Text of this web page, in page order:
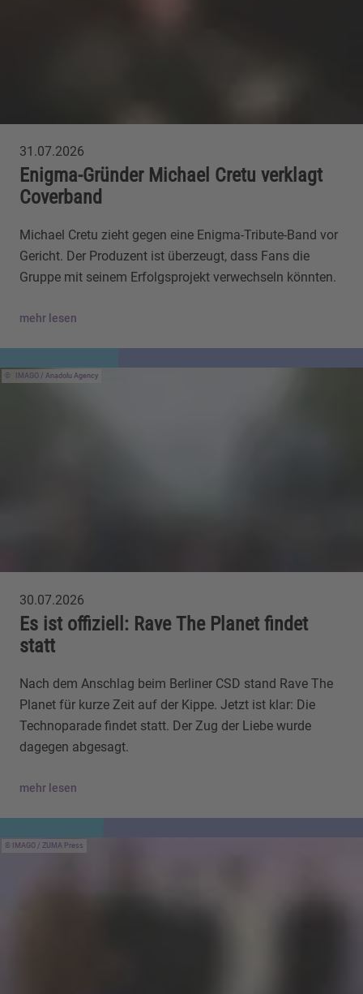
31.07.2026
Enigma-Gründer Michael Cretu verklagt
Coverband
Michael Cretu zieht gegen eine Enigma-Tribute-Band vor
Gericht. Der Produzent ist überzeugt, dass Fans die
Gruppe mit seinem Erfolgsprojekt verwechseln könnten.
mehr lesen
IMAGO / Anadolu Agency
30.07.2026
Es ist offiziell: Rave The Planet findet
statt
Nach dem Anschlag beim Berliner CSD stand Rave The
Planet für kurze Zeit auf der Kippe. Jetzt ist klar: Die
Technoparade findet statt. Der Zug der Liebe wurde
dagegen abgesagt.
mehr lesen
IMAGO / ZUMA Press